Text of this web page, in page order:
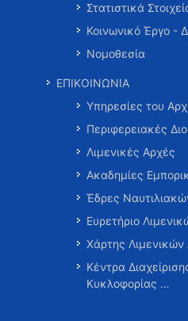
Στατιστικά
Κοινωνικό Έργο -
Νομοθεσία
ΕΠΙΚΟΙΝΩΝΙΑ
Υπηρεσίες του
Περιφερειακές
Λιμενικές Αρχές
Ακαδημίες
Έδρες
Ευρετήριο
Χάρτης
Κέντρα
Κυκλοφορίας …